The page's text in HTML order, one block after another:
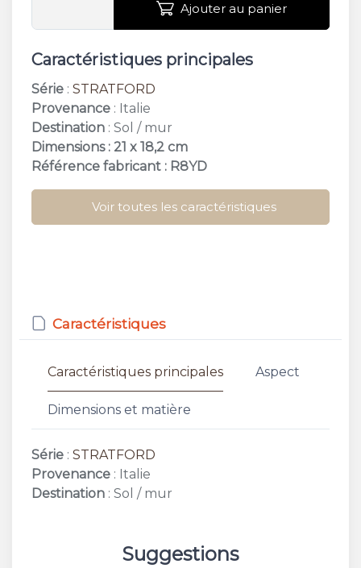
Ajouter au panier
Caractéristiques principales
Série : STRATFORD
Provenance : Italie
Destination : Sol / mur
Dimensions : 21 x 18,2 cm
Référence fabricant : R8YD
Voir toutes les caractéristiques
Caractéristiques
Caractéristiques principales Aspect
Dimensions et matière
Série : STRATFORD
Provenance : Italie
Destination : Sol / mur
Suggestions